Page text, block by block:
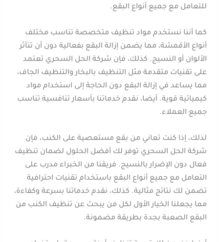
للتعامل مع جميع أنواع البقع.
كما أننا نستخدم مواد تنظيف متخصصة تناسب مختلف
أنواع الأقمشة، مما يضمن إزالة البقع بفعالية دون أن تتأثر
الألوان أو النسيج. كذلك، فإن شركة الحل السحري تعتمد
على تقنيات متقدمة مثل التنظيف بالبخار والتنظيف الجاف،
مما يساعد في إزالة البقع دون الحاجة إلى استخدام مواد
كيميائية قوية. أيضا، نقدم خدماتنا بأسعار تنافسية تناسب
جميع العملاء.
لذلك، إذا كنت تعاني من بقع مستعصية على الكنب، فإن
شركة الحل السحري توفر لك أفضل الحلول لضمان تنظيف
فعال دون الإضرار بالنسيج. فريقنا من الخبراء مدرب على
التعامل مع جميع أنواع البقع باستخدام تقنيات احترافية
تضمن لك نتائج مثالية. كذلك، نقدم خدماتنا بسرعة وكفاءة،
مما يجعلنا الخيار الأول لكل من يبحث عن تنظيف الكنب من
البقع الصعبة بجدة بطريقة مضمونة.